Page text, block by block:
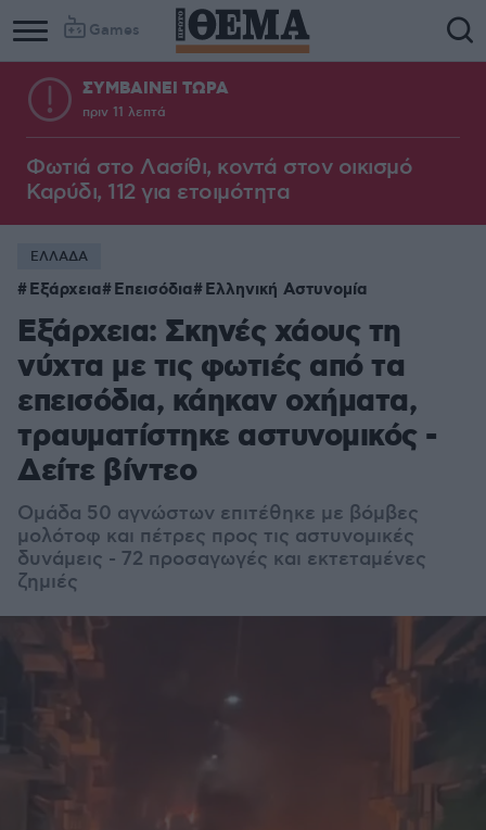
Games
ΣΥΜΒΑΙΝΕΙ ΤΩΡΑ
πριν 11 λεπτά
Φωτιά στο Λασίθι, κοντά στον οικισμό
Καρύδι, 112 για ετοιμότητα
ΕΛΛΑΔΑ
Εξάρχεια Επεισόδια Ελληνική Αστυνομία
Εξάρχεια: Σκηνές χάους τη
νύχτα με τις φωτιές από τα
επεισόδια, κάηκαν οχήματα,
τραυματίστηκε αστυνομικός -
Δείτε βίντεο
Ομάδα 50 αγνώστων επιτέθηκε με βόμβες
μολότοφ και πέτρες προς τις αστυνομικές
δυνάμεις - 72 προσαγωγές και εκτεταμένες
ζημιές